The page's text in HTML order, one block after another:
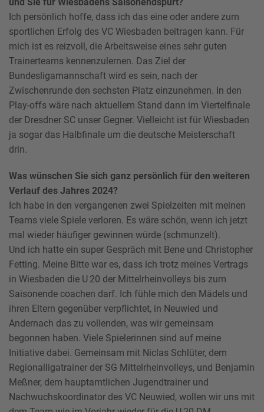
und Sie für Wiesbadens Saisonendspurt?
Ich persönlich hoffe, dass ich das eine oder andere zum
sportlichen Erfolg des VC Wiesbaden beitragen kann. Für
mich ist es reizvoll, die Arbeitsweise eines sehr guten
Trainerteams kennenzulernen. Das Ziel der
Bundesligamannschaft wird es sein, nach der
Zwischenrunde den sechsten Platz einzunehmen. In den
Play-offs wäre nach aktuellem Stand dann im Viertelfinale
der Dresdner SC unser Gegner. Vielleicht ist für Wiesbaden
ja sogar das Halbfinale um die deutsche Meisterschaft
drin.
Was wünschen Sie sich ganz persönlich für den weiteren
Verlauf des Jahres 2024?
Ich habe in den vergangenen zwei Spielzeiten mit meinen
Teams viele Spiele verloren. Es wäre schön, wenn ich jetzt
mal wieder häufiger gewinnen würde (schmunzelt).
Und ich hatte ein super Gespräch mit Bene und Christopher
Fetting. Meine Bitte war es, dass ich trotz meines Vertrags
in Wiesbaden die U 20 der Mittelrheinvolleys bis zum
Saisonende coachen darf. Ich fühle mich den Mädels und
ihren Eltern gegenüber verpflichtet, in Neuwied und
Andernach das zu vollenden, was wir gemeinsam
begonnen haben. Viele Spielerinnen sind auf meine
Initiative dabei. Gemeinsam mit Niclas Schlüter, dem
Regionalligatrainer der SG Mittelrheinvolleys, und Benjamin
Meßner, dem hauptamtlichen Jugendtrainer und
Nachwuchskoordinator des VC Neuwied, wollen wir uns mit